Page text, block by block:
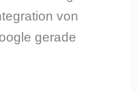
von
gerade